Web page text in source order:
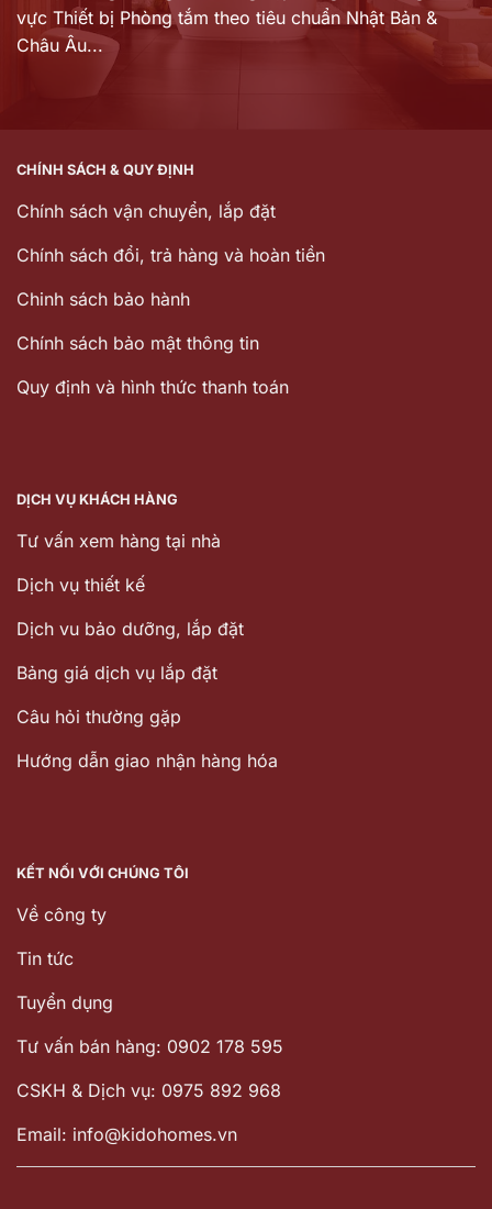
vực Thiết bị Phòng tắm theo tiêu chuẩn Nhật Bản &
Châu Âu...
CHÍNH SÁCH & QUY ĐỊNH
Chính sách vận chuyển, lắp đặt
Chính sách đổi, trả hàng và hoàn tiền
Chinh sách bảo hành
Chính sách bảo mật thông tin
Quy định và hình thức thanh toán
DỊCH VỤ KHÁCH HÀNG
Tư vấn xem hàng tại nhà
Dịch vụ thiết kế
Dịch vu bảo dưỡng, lắp đặt
Bảng giá dịch vụ lắp đặt
Câu hỏi thường gặp
Hướng dẫn giao nhận hàng hóa
KẾT NỐI VỚI CHÚNG TÔI
Về công ty
Tin tức
Tuyển dụng
Tư vấn bán hàng: 0902 178 595
CSKH & Dịch vụ: 0975 892 968
Email: info@kidohomes.vn